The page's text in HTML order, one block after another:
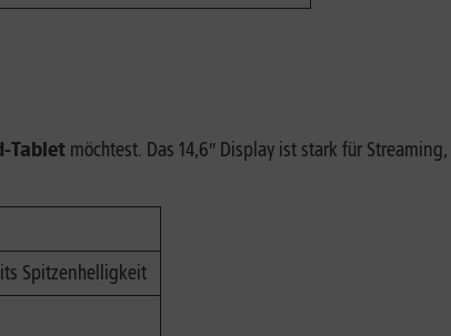
Tablet möchtest. Das 14,6″ Display ist stark für
Spitzenhelligkeit